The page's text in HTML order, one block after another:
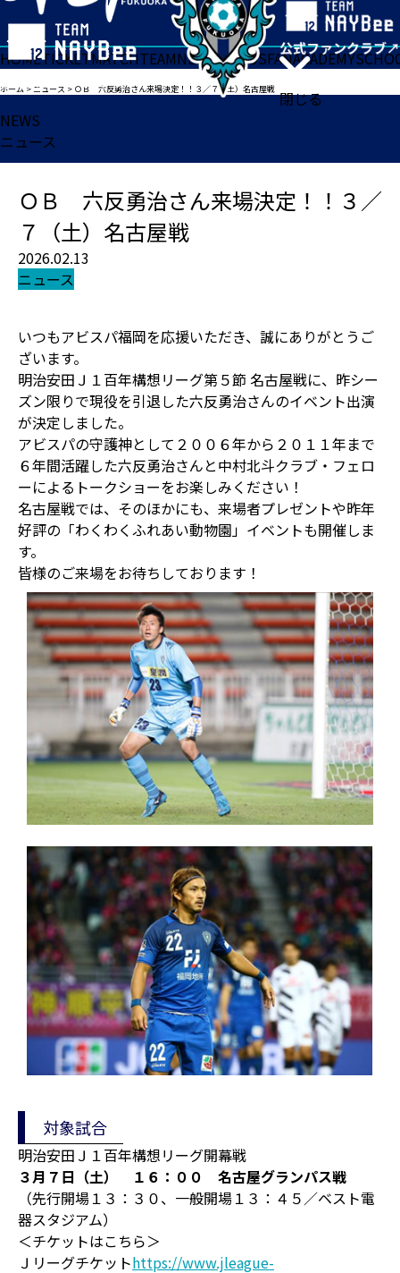
閉じる
HOMETICKETMATCHTEAMNEWSGOODSFANACADEMY
ホーム >ニュース > ＯＢ 六反勇治さん来場決定！！３／７（土）名古屋戦
NEWS
ニュース
ＯＢ 六反勇治さん来場決定！！３／
７（土）名古屋戦
2026.02.13
ニュース
いつもアビスパ福岡を応援いただき、誠にありがとうご
ざいます。
明治安田Ｊ１百年構想リーグ第５節 名古屋戦に、昨シー
ズン限りで現役を引退した六反勇治さんのイベント出演
が決定しました。
アビスパの守護神として２００６年から２０１１年まで
６年間活躍した六反勇治さんと中村北斗クラブ・フェロ
ーによるトークショーをお楽しみください！
名古屋戦では、そのほかにも、来場者プレゼントや昨年
好評の「わくわくふれあい動物園」イベントも開催しま
す。
皆様のご来場をお待ちしております！
対象試合
明治安田Ｊ１百年構想リーグ開幕戦
３月７日（土） １６：００ 名古屋グランパス戦
（先行開場１３：３０、一般開場１３：４５／ベスト電
器スタジアム）
＜チケットはこちら＞
Ｊリーグチケットhttps://www.jleague-